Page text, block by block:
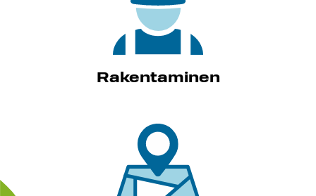
Rakentaminen